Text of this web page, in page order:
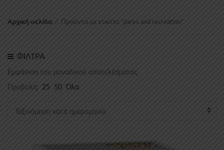
Αρχική σελίδα / Προϊόντα με ετικέτα “parks and recreation”
ΦΙΛΤΡΑ
Εμφάνιση του μοναδικού αποτελέσματος
Προβολή: 25 50 Όλα